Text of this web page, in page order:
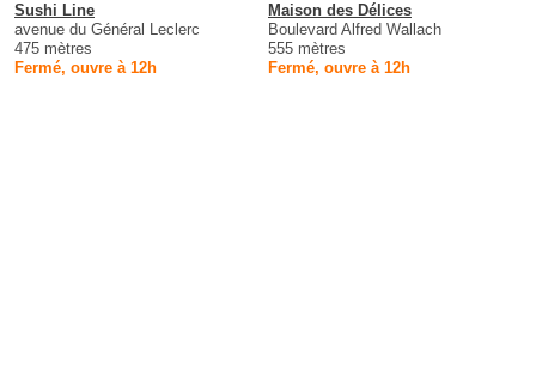
Sushi Line
avenue du Général Leclerc
475 mètres
Fermé, ouvre à 12h
Maison des Délices
Boulevard Alfred Wallach
555 mètres
Fermé, ouvre à 12h